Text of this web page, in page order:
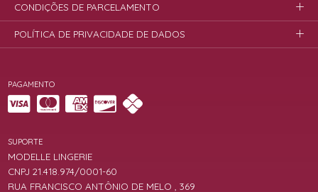
PAGAMENTO
SUPORTE
MODELLE LINGERIE
CNPJ 21.418.974/0001-60
RUA FRANCISCO ANTÔNIO DE MELO , 369
CONDIÇÕES DE PARCELAMENTO
POLÍTICA DE PRIVACIDADE DE DADOS